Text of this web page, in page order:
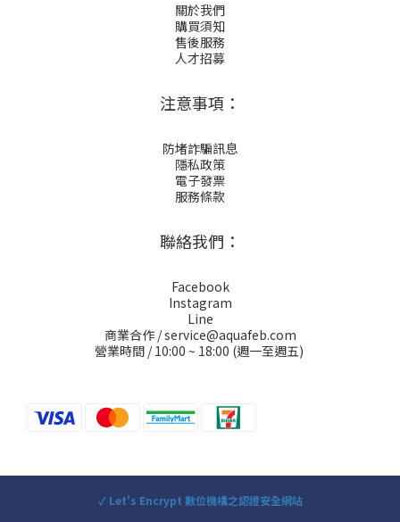
關於我們
購買須知
售後服務
人才招募
注意事項：
防堵詐騙訊息
隱私政策
電子發票
服務條款
聯絡我們：
Facebook
Instagram
Line
商業合作 / service@aquafeb.com
營業時間 / 10:00 ~ 18:00 (週一至週五)
✓ Let's Encrypt 數位機構之認證安全網站